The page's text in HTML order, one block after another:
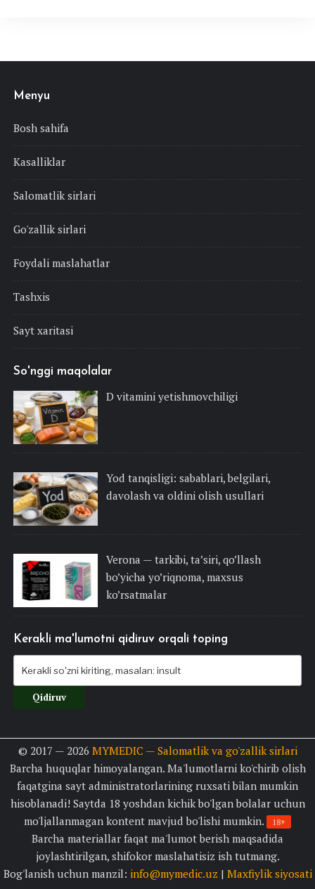
Menyu
Bosh sahifa
Kasalliklar
Salomatlik sirlari
Go'zallik sirlari
Foydali maslahatlar
Tashxis
Sayt xaritasi
So'nggi maqolalar
D vitamini yetishmovchiligi
Yod tanqisligi: sabablari, belgilari,
davolash va oldini olish usullari
Verona — tarkibi, ta’siri, qo’llash
bo’yicha yo’riqnoma, maxsus
ko’rsatmalar
Kerakli ma'lumotni qidiruv orqali toping
© 2017 — 2026 MYMEDIC — Salomatlik va go'zallik sirlari
Barcha huquqlar himoyalangan. Ma'lumotlarni ko'chirib olish
faqatgina sayt administratorlarining ruxsati bilan mumkin
hisoblanadi! Saytda 18 yoshdan kichik bo'lgan bolalar uchun
mo'ljallanmagan kontent mavjud bo'lishi mumkin.
18+
Barcha materiallar faqat ma'lumot berish maqsadida
joylashtirilgan, shifokor maslahatisiz ish tutmang.
Bog'lanish uchun manzil: info@mymedic.uz | Maxfiylik siyosati